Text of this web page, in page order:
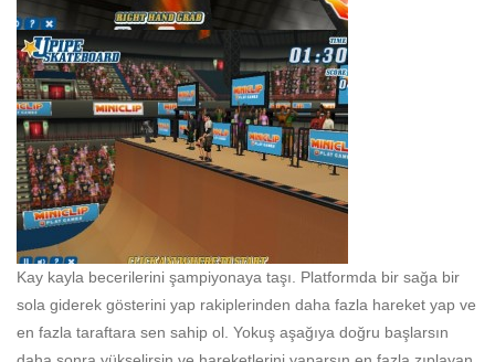
Kay kayla becerilerini şampiyonaya taşı. Platformda bir sağa bir
sola giderek gösterini yap rakiplerinden daha fazla hareket yap ve
en fazla taraftara sen sahip ol. Yokuş aşağıya doğru başlarsın